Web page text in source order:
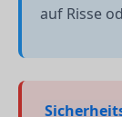
auf Risse